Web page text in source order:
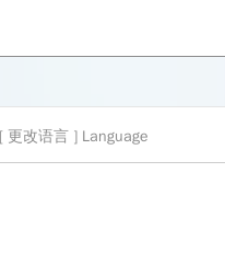
更改语言 ] Language